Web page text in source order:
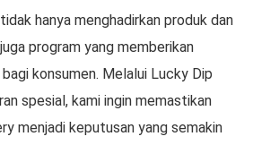
hanya menghadirkan produk dan
program yang memberikan
konsumen. Melalui Lucky Dip
spesial, kami ingin memastikan
menjadi keputusan yang semakin